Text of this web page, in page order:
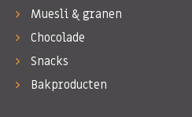
Muesli & granen
Chocolade
Snacks
Bakproducten